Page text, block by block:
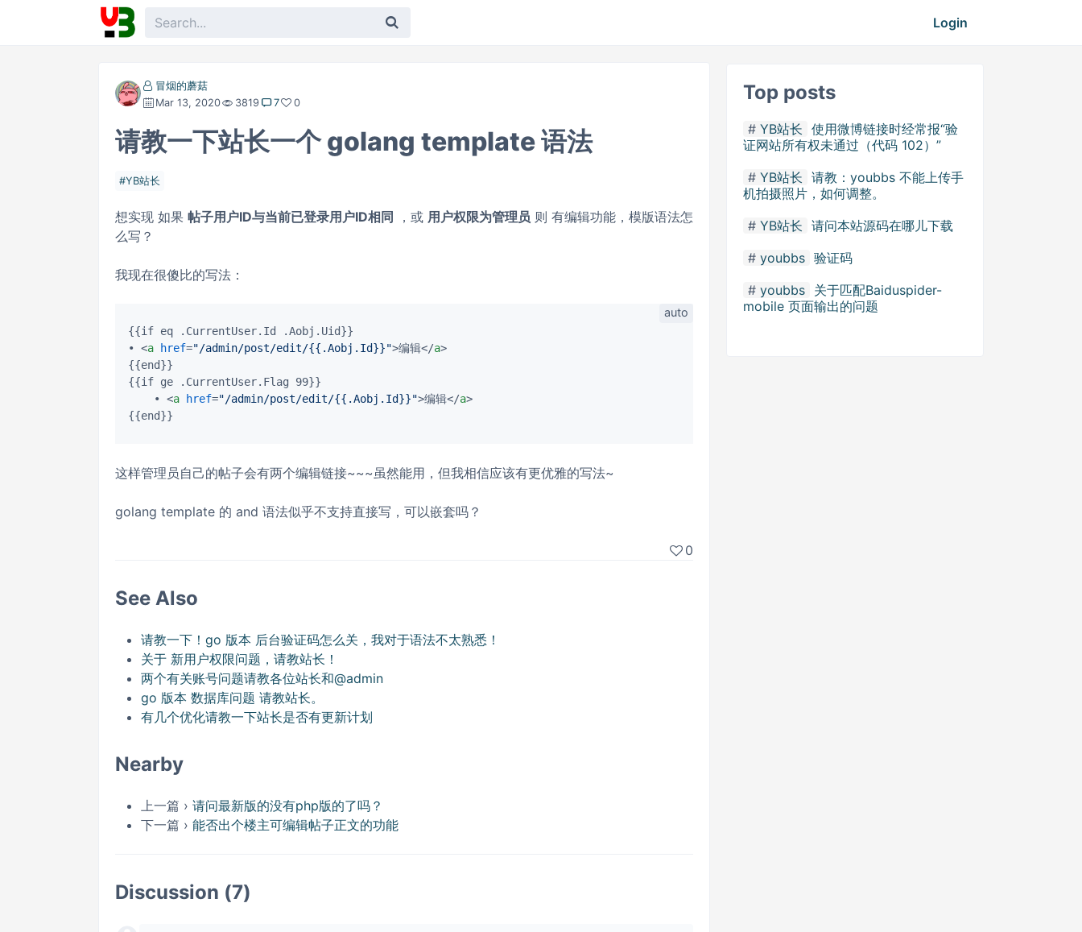
Login
冒烟的蘑菇
Mar 13, 2020
3819 7 0
请教一下站长一个 golang template 语法
YB站长
想实现 如果 帖子用户ID与当前已登录用户ID相同 ，或 用户权限为管理员 则 有编辑功能，模版语法怎
么写？
我现在很傻比的写法：
{{if eq .CurrentUser.Id .Aobj.Uid}}
• <a href="/admin/post/edit/{{.Aobj.Id}}">编辑</a>
{{end}}
{{if ge .CurrentUser.Flag 99}}
    •
<a href="/admin/post/edit/{{.Aobj.Id}}">编辑</a>
这样管理员自己的帖子会有两个编辑链接~~~虽然能用，但我相信应该有更优雅的写法~
golang template 的 and 语法似乎不支持直接写，可以嵌套吗？
0
See Also
请教一下！go 版本 后台验证码怎么关，我对于语法不太熟悉！
关于 新用户权限问题，请教站长！
两个有关账号问题请教各位站长和@admin
go 版本 数据库问题 请教站长。
有几个优化请教一下站长是否有更新计划
Nearby
上一篇 › 请问最新版的没有php版的了吗？
下一篇 › 能否出个楼主可编辑帖子正文的功能
Discussion (7)
Top posts
YB站长 使用微博链接时经常报“验
证网站所有权未通过（代码 102）”
YB站长 请教：youbbs 不能上传手
机拍摄照片，如何调整。
YB站长 请问本站源码在哪儿下载
youbbs 验证码
youbbs 关于匹配Baiduspider-
mobile 页面输出的问题